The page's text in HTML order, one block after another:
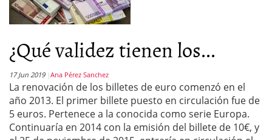
¿Qué validez tienen los...
17 Jun 2019 Ana Pérez Sanchez
La renovación de los billetes de euro comenzó en el
año 2013. El primer billete puesto en circulación fue de
5 euros. Pertenece a la conocida como serie Europa.
Continuaría en 2014 con la emisión del billete de 10€, y